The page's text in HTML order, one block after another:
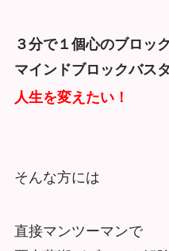
３分で１個心のブロッ
マインドブロックバス
人生を変えたい！
そんな方には
直接マンツーマンで